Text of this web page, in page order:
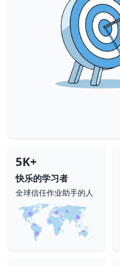
5K+
快乐的学习者
全球信任作业助手的人